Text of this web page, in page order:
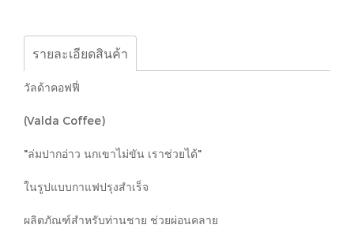
รายละเอียดสินค้า
วัลด้าคอฟฟี่
(Valda Coffee)
"ล่มปากอ่าว นกเขาไม่ขัน เราช่วยได้"
ในรูปแบบกาแฟปรุงสำเร็จ
ผลิตภัณฑ์สำหรับท่านชาย ช่วยผ่อนคลาย